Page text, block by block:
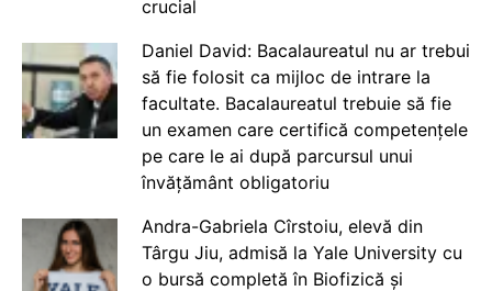
crucial
Daniel David: Bacalaureatul nu ar trebui
să fie folosit ca mijloc de intrare la
facultate. Bacalaureatul trebuie să fie
un examen care certifică competențele
pe care le ai după parcursul unui
învățământ obligatoriu
Andra-Gabriela Cîrstoiu, elevă din
Târgu Jiu, admisă la Yale University cu
o bursă completă în Biofizică și